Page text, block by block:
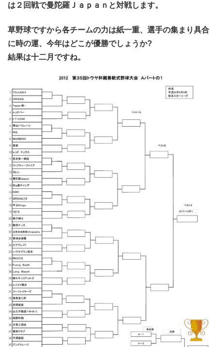
は２回戦で曼陀羅Ｊａｐａｎと対戦します。
草野球ですから各チームの力は紙一重、選手の集まり具合
に時の運、今年はどこが優勝でしょうか?
結果は十二月ですね。